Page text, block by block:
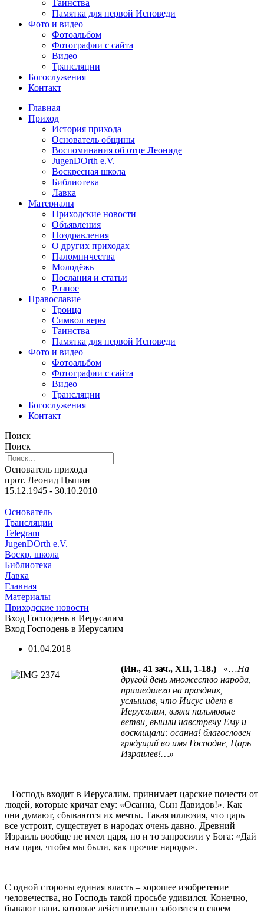
Таинства
Памятка для первой Исповеди
Фото и видео
Фотоальбом
Фотографии с сайта
Видео
Трансляции
Богослужения
Контакт
Главная
Приход
История прихода
Основатель общины
Воспоминания об отце Леониде
JugenDOrth e.V.
Воскресная школа
Библиотека
Лавка
Материалы
Приходские новости
Объявления
Поздравления
О других приходах
Паломничества
Молодёжь
Послания и статьи
Разное
Православие
Троица
Символ веры
Таинства
Памятка для первой Исповеди
Фото и видео
Фотоальбом
Фотографии с сайта
Видео
Трансляции
Богослужения
Контакт
Поиск
Поиск
Основатель прихода
прот. Леонид Цыпин
15.12.1945 - 30.10.2010
Основатель
Трансляции
Telegram
JugenDOrth e.V.
Воскр. школа
Библиотека
Лавка
Главная
Материалы
Приходские новости
Вход Господень в Иерусалим
Вход Господень в Иерусалим
01.04.2018
(Ин., 41 зач., XII, 1-18.) «…На
другой день множество народа,
пришедшего на праздник,
услышав, что Иисус идет в
Иерусалим, взяли пальмовые
ветви, вышли навстречу Ему и
восклицали: осанна! благословен
грядущий во имя Господне, Царь
Израилев!…»
Господь входит в Иерусалим, принимает царские почести от
людей, которые кричат ему: «Осанна, Сын Давидов!». Как
они думают, сбываются их мечты. Такая иллюзия, что царь
все устроит, существует в народах очень давно. Древний
Израиль вообще не имел царя, но и то запросили у Бога: «Дай
нам царя, чтобы мы были, как прочие народы».
С одной стороны единая власть – хорошее изобретение
человечества, но Господь такой просьбе удивился. Конечно,
бывают цари, которые действительно заботятся о своем